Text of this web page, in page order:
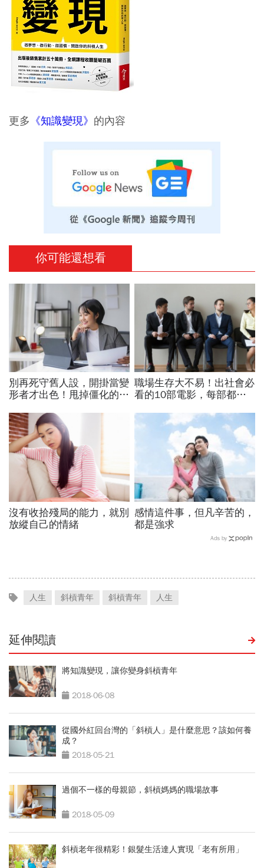
更多 《知識變現》 的內容
你可能還想看
別再死守舊人設，開掛當變
形者才出色！甩掉僵化的
變」解鎖職涯
職場生存大不易！出社會必
看的10部電影，每部都能
沒有收拾殘局的能力，就別
放縱自己的情緒
感情這件事，但凡辛苦的，
都是強求
Ads by
人生 斜槓青年 斜槓青年 人生
延伸閱讀
將知識變現，讓你變身斜槓青年
2018-06-08
從國外紅回台灣的「斜槓人」是什麼意思？該如何養
成？
2018-05-21
過個不一樣的母親節，斜槓媽媽的職場故事
2018-05-09
斜槓老年很精彩！銀髮生活達人實現「老有所用」